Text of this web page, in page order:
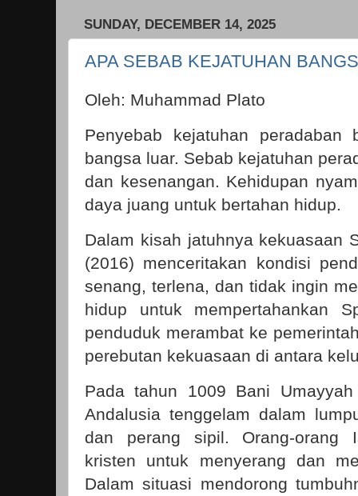
SUNDAY, DECEMBER 14, 2025
APA SEBAB KEJATUHAN
Oleh: Muhammad Plato
Penyebab kejatuhan peradaban
bangsa luar. Sebab kejatuhan
dan kesenangan. Kehidupan
daya juang untuk bertahan hidup.
Dalam kisah jatuhnya kekuasaan
(2016) menceritakan kondisi
senang, terlena, dan tidak ingin
hidup untuk mempertahankan
penduduk merambat ke
perebutan kekuasaan di antara
Pada tahun 1009 Bani
Andalusia tenggelam dalam
dan perang sipil. Orang-orang
kristen untuk menyerang dan
Dalam situasi mendorong